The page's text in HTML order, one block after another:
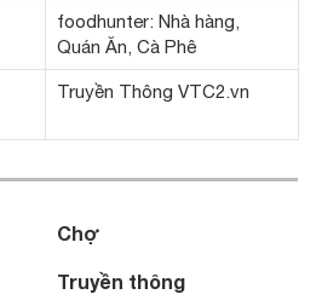
foodhunter: Nhà hàng,
Quán Ăn, Cà Phê
Truyền Thông VTC2.vn
Chợ
Truyền thông